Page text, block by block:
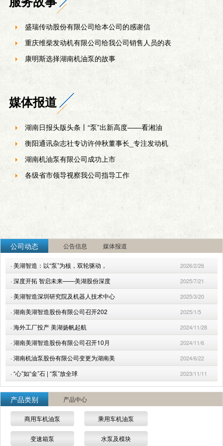
盛瑞传动股份有限公司给本公司的感谢信
重庆维柴发动机有限公司给我公司销售人员的表
康明斯选择湖南机油泵的故事
媒体报道
湖南日报头版头条丨“泵”出新高度——看湘油
衡阳通讯杂志社专访许仲秋董事长_专注发动机
湖南机油泵有限公司成功上市
各级省市领导视察我公司指导工作
公司动态 公告信息 媒体报道
·美湖智造：以“泵”为核，双轮驱动， 2026/2/26
·深度开拓 智启未来——美湖股份深度 2025/7/21
·美湖智造深圳研究院及机器人技术中心 2025/3/20
·湖南美湖智造股份有限公司召开202 2025/1/5
·海外工厂投产 美湖扬帆起航 2024/11/28
·湖南美湖智造股份有限公司召开10月 2024/11/6
·湖南机油泵股份有限公司变更为湖南美 2024/6/22
·“心”如“金”石 | “泵”放全球 2023/11/11
产品类别 产品中心
商用车机油泵 乘用车机油泵
变速箱泵 水泵及模块